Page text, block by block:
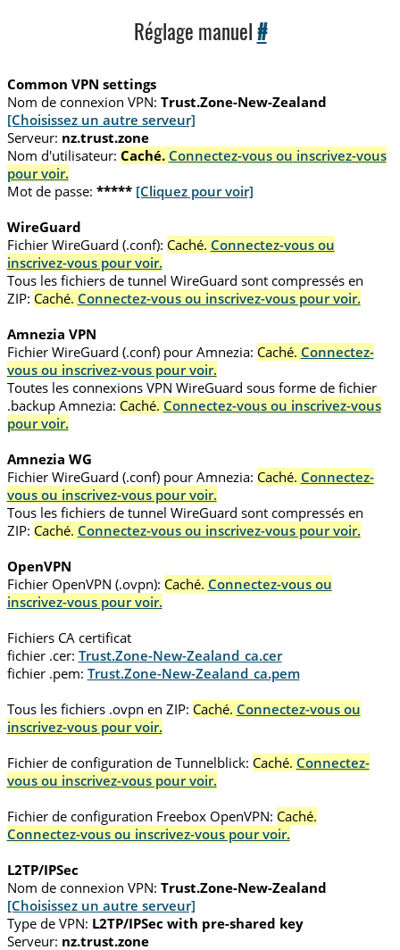
Réglage manuel #
Common VPN settings
Nom de connexion VPN: Trust.Zone-New-Zealand
[Choisissez un autre serveur]
Serveur: nz.trust.zone
Nom d'utilisateur: Caché. Connectez-vous ou inscrivez-vous
pour voir.
Mot de passe: ***** [Cliquez pour voir]
WireGuard
Fichier WireGuard (.conf): Caché. Connectez-vous ou
inscrivez-vous pour voir.
Tous les fichiers de tunnel WireGuard sont compressés en
ZIP: Caché. Connectez-vous ou inscrivez-vous pour voir.
Amnezia VPN
Fichier WireGuard (.conf) pour Amnezia: Caché. Connectez-
vous ou inscrivez-vous pour voir.
Toutes les connexions VPN WireGuard sous forme de fichier
.backup Amnezia: Caché. Connectez-vous ou inscrivez-vous
pour voir.
Amnezia WG
Fichier WireGuard (.conf) pour Amnezia: Caché. Connectez-
vous ou inscrivez-vous pour voir.
Tous les fichiers de tunnel WireGuard sont compressés en
ZIP: Caché. Connectez-vous ou inscrivez-vous pour voir.
OpenVPN
Fichier OpenVPN (.ovpn): Caché. Connectez-vous ou
inscrivez-vous pour voir.
Fichiers CA certificat
fichier .cer: Trust.Zone-New-Zealand_ca.cer
fichier .pem: Trust.Zone-New-Zealand_ca.pem
Tous les fichiers .ovpn en ZIP: Caché. Connectez-vous ou
inscrivez-vous pour voir.
Fichier de configuration de Tunnelblick: Caché. Connectez-
vous ou inscrivez-vous pour voir.
Fichier de configuration Freebox OpenVPN: Caché.
Connectez-vous ou inscrivez-vous pour voir.
L2TP/IPSec
Nom de connexion VPN: Trust.Zone-New-Zealand
[Choisissez un autre serveur]
Type de VPN: L2TP/IPSec with pre-shared key
Serveur: nz.trust.zone